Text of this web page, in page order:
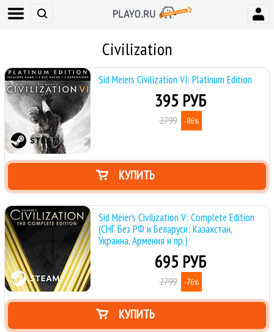
Civilization
Sid Meiers Civilization VI: Platinum Edition
395 РУБ
2799 -86%
КУПИТЬ
Sid Meier's Civilization V: Complete Edition
(СНГ Без РФ и Беларуси: Казахстан,
Украина, Армения и пр.)
695 РУБ
2799 -76%
КУПИТЬ